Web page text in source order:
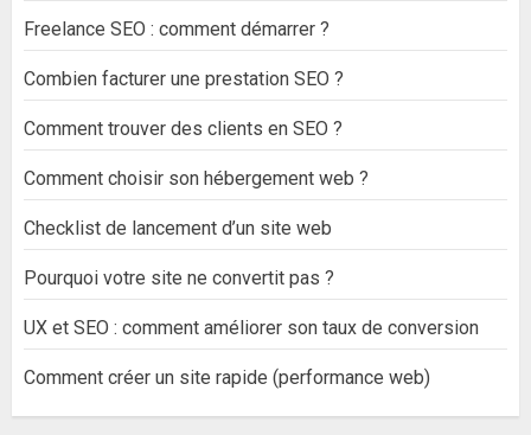
Freelance SEO : comment démarrer ?
Combien facturer une prestation SEO ?
Comment trouver des clients en SEO ?
Comment choisir son hébergement web ?
Checklist de lancement d’un site web
Pourquoi votre site ne convertit pas ?
UX et SEO : comment améliorer son taux de conversion
Comment créer un site rapide (performance web)